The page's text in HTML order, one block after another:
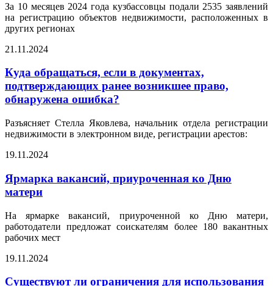
За 10 месяцев 2024 года кузбассовцы подали 2535 заявлений
на регистрацию объектов недвижимости, расположенных в
других регионах
21.11.2024
Куда обращаться, если в документах,
подтверждающих ранее возникшее право,
обнаружена ошибка?
Разъясняет Стелла Яковлева, начальник отдела регистрации
недвижимости в электронном виде, регистрации арестов:
19.11.2024
Ярмарка вакансий, приуроченная ко Дню
матери
На ярмарке вакансий, приуроченной ко Дню матери,
работодатели предложат соискателям более 180 вакантных
рабочих мест
19.11.2024
Существуют ли ограничения для использования